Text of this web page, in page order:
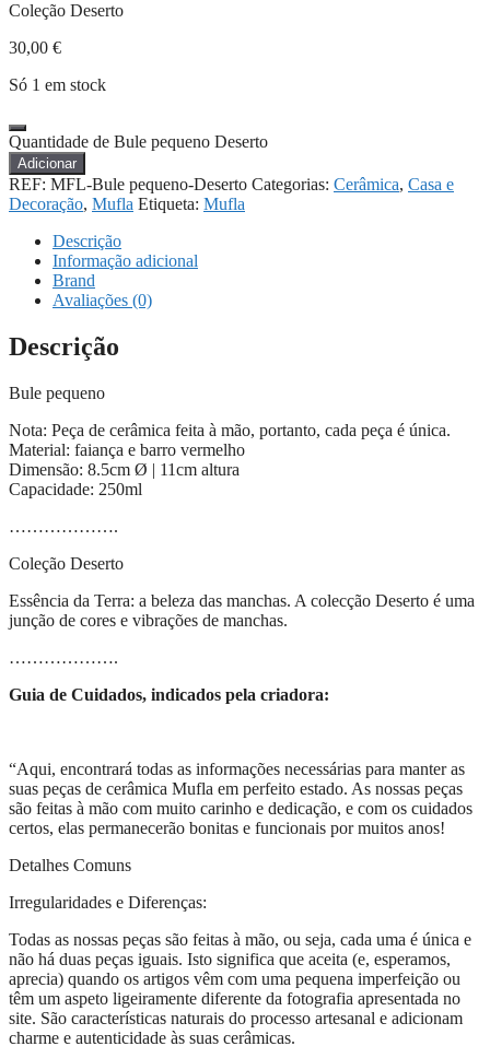
Coleção Deserto
30,00 €
Só 1 em stock
Quantidade de Bule pequeno Deserto
Adicionar
REF: MFL-Bule pequeno-Deserto Categorias: Cerâmica, Casa e
Decoração, Mufla Etiqueta: Mufla
Descrição
Informação adicional
Brand
Avaliações (0)
Descrição
Bule pequeno
Nota: Peça de cerâmica feita à mão, portanto, cada peça é única.
Material: faiança e barro vermelho
Dimensão: 8.5cm Ø | 11cm altura
Capacidade: 250ml
……………….
Coleção Deserto
Essência da Terra: a beleza das manchas. A colecção Deserto é uma
junção de cores e vibrações de manchas.
……………….
Guia de Cuidados, indicados pela criadora:
“Aqui, encontrará todas as informações necessárias para manter as
suas peças de cerâmica Mufla em perfeito estado. As nossas peças
são feitas à mão com muito carinho e dedicação, e com os cuidados
certos, elas permanecerão bonitas e funcionais por muitos anos!
Detalhes Comuns
Irregularidades e Diferenças:
Todas as nossas peças são feitas à mão, ou seja, cada uma é única e
não há duas peças iguais. Isto significa que aceita (e, esperamos,
aprecia) quando os artigos vêm com uma pequena imperfeição ou
têm um aspeto ligeiramente diferente da fotografia apresentada no
site. São características naturais do processo artesanal e adicionam
charme e autenticidade às suas cerâmicas.